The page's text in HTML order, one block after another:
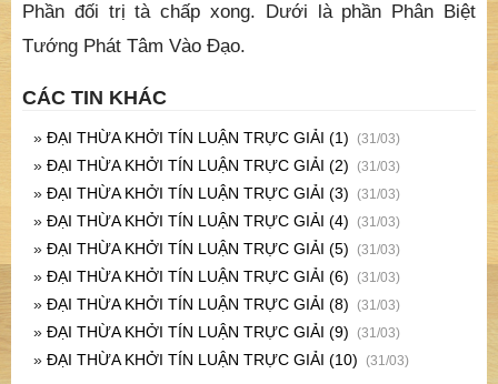
Phần đối trị tà chấp xong. Dưới là phần Phân Biệt
Tướng Phát Tâm Vào Đạo.
CÁC TIN KHÁC
» ĐẠI THỪA KHỞI TÍN LUẬN TRỰC GIẢI (1) (31/03)
» ĐẠI THỪA KHỞI TÍN LUẬN TRỰC GIẢI (2) (31/03)
» ĐẠI THỪA KHỞI TÍN LUẬN TRỰC GIẢI (3) (31/03)
» ĐẠI THỪA KHỞI TÍN LUẬN TRỰC GIẢI (4) (31/03)
» ĐẠI THỪA KHỞI TÍN LUẬN TRỰC GIẢI (5) (31/03)
» ĐẠI THỪA KHỞI TÍN LUẬN TRỰC GIẢI (6) (31/03)
» ĐẠI THỪA KHỞI TÍN LUẬN TRỰC GIẢI (8) (31/03)
» ĐẠI THỪA KHỞI TÍN LUẬN TRỰC GIẢI (9) (31/03)
» ĐẠI THỪA KHỞI TÍN LUẬN TRỰC GIẢI (10) (31/03)